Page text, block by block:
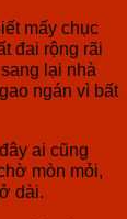
mấy chục
đai rộng rãi
lại nhà
ngán vì bất
ai cũng
mòn mỏi,
dài.